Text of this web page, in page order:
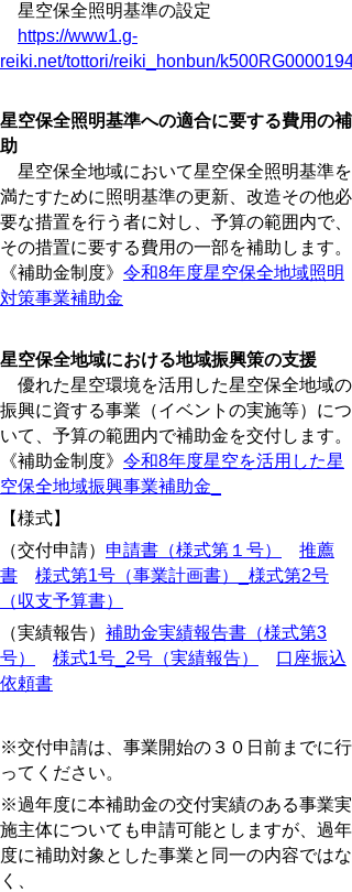
星空保全照明基準の設定
https://www1.g-
reiki.net/tottori/reiki_honbun/
星空保全照明基準への適合に要する費用の補
助
星空保全地域において星空保全照明基準を
満たすために照明基準の更新、改造その他必
要な措置を行う者に対し、予算の範囲内で、
その措置に要する費用の一部を補助します。
《補助金制度》 令和8年度星空保全地域照明
対策事業補助金
星空保全地域における地域振興策の支援
優れた星空環境を活用した星空保全地域の
振興に資する事業（イベントの実施等）につ
いて、予算の範囲内で補助金を交付します。
《補助金制度》 令和8年度星空を活用した星
空保全地域振興事業補助金
【様式】
（交付申請） 申請書（様式第１号）
推薦
書
様式第1号（事業計画書）_様式第2号
（収支予算書）
（実績報告） 補助金実績報告書（様式第3
号）
様式1号_2号（実績報告）
口座振込
依頼書
※交付申請は、事業開始の３０日前までに行
ってください。
※過年度に本補助金の交付実績のある事業実
施主体についても申請可能としますが、過年
度に補助対象とした事業と同一の内容ではな
く、